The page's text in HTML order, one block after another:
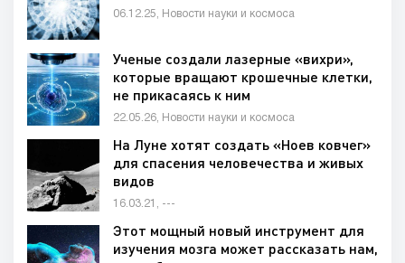
06.12.25, Новости науки и космоса
Ученые создали лазерные «вихри»,
которые вращают крошечные клетки,
не прикасаясь к ним
22.05.26, Новости науки и космоса
На Луне хотят создать «Ноев ковчег»
для спасения человечества и живых
видов
16.03.21, ---
Этот мощный новый инструмент для
изучения мозга может рассказать нам,